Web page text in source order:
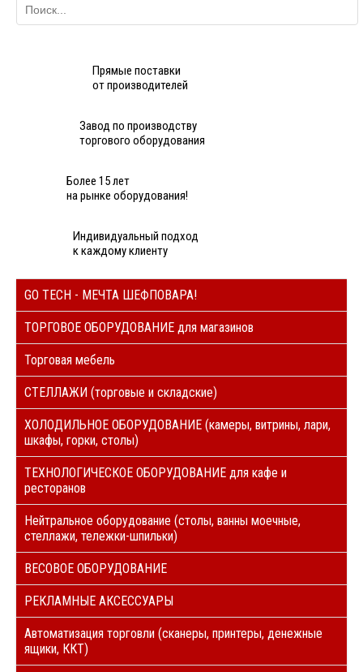
Прямые поставки
от производителей
Завод по производству
торгового оборудования
Более 15 лет
на рынке оборудования!
Индивидуальный подход
к каждому клиенту
GO TECH - МЕЧТА ШЕФПОВАРА!
ТОРГОВОЕ ОБОРУДОВАНИЕ для магазинов
Торговая мебель
СТЕЛЛАЖИ (торговые и складские)
ХОЛОДИЛЬНОЕ ОБОРУДОВАНИЕ (камеры, витрины, лари,
шкафы, горки, столы)
ТЕХНОЛОГИЧЕСКОЕ ОБОРУДОВАНИЕ для кафе и
ресторанов
Нейтральное оборудование (столы, ванны моечные,
стеллажи, тележки-шпильки)
ВЕСОВОЕ ОБОРУДОВАНИЕ
РЕКЛАМНЫЕ АКСЕССУАРЫ
Автоматизация торговли (сканеры, принтеры, денежные
ящики, ККТ)